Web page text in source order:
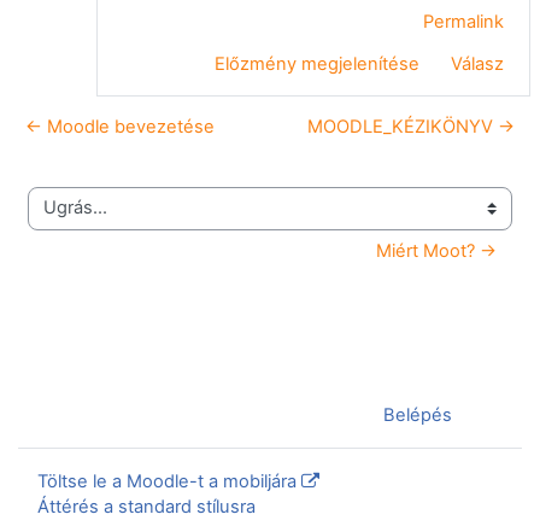
Permalink
Előzmény megjelenítése
Válasz
← Moodle bevezetése MOODLE_KÉZIKÖNYV →
Ugrás...
Miért Moot? →
Belépés
Töltse le a Moodle-t a mobiljára
Áttérés a standard stílusra